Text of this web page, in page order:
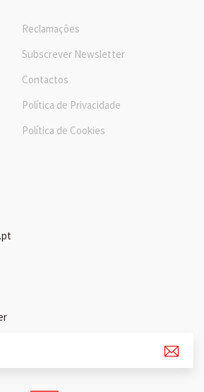
Reclamações
Subscrever Newsletter
Contactos
Política de Privacidade
Política de Cookies